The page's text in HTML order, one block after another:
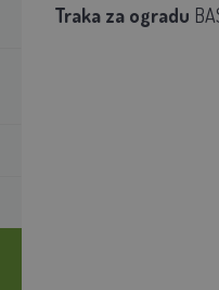
Traka za ogradu